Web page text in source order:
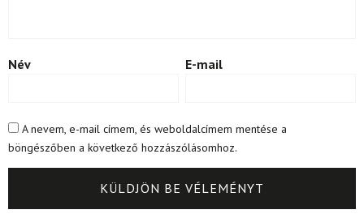
Név E-mail
A nevem, e-mail címem, és weboldalcímem mentése a
böngészőben a következő hozzászólásomhoz.